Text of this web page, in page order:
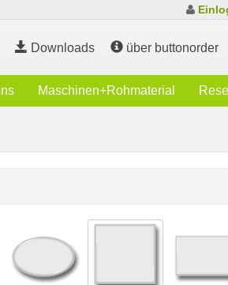
Downloads über buttonorder
Maschinen+Rohmaterial